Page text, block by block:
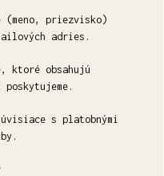
(meno, priezvisko)
adries.
ktoré obsahujú
s platobnými